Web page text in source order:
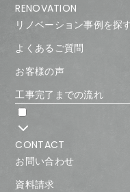
RENOVATION
リノベーション事例を探
よくあるご質問
お客様の声
工事完了までの流れ
CONTACT
お問い合わせ
資料請求